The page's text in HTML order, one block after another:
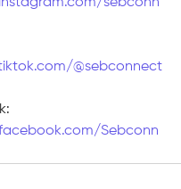
@sebconnect
Sebconn